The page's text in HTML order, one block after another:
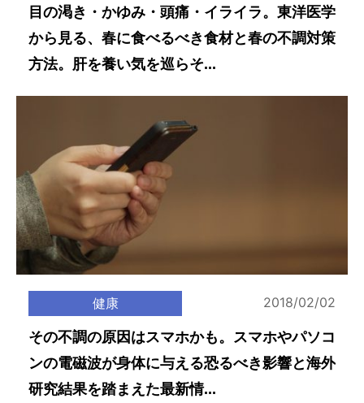
目の渇き・かゆみ・頭痛・イライラ。東洋医学
から見る、春に食べるべき食材と春の不調対策
方法。肝を養い気を巡らそ...
健康 2018/02/02
その不調の原因はスマホかも。スマホやパソコ
ンの電磁波が身体に与える恐るべき影響と海外
研究結果を踏まえた最新情...